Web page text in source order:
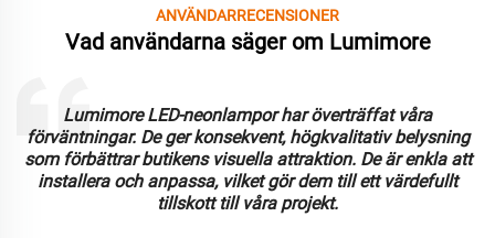
ANVÄNDARRECENSIONER
Vad användarna säger om Lumimore
Lumimore LED-neonlampor har överträffat våra
förväntningar. De ger konsekvent, högkvalitativ belysning
som förbättrar butikens visuella attraktion. De är enkla att
installera och anpassa, vilket gör dem till ett värdefullt
tillskott till våra projekt.